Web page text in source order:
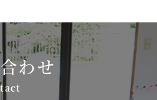
わせ